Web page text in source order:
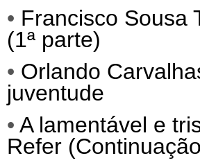
• Francisco Sousa
(1ª parte)
• Orlando
juventude
• A lamentável e
Refer